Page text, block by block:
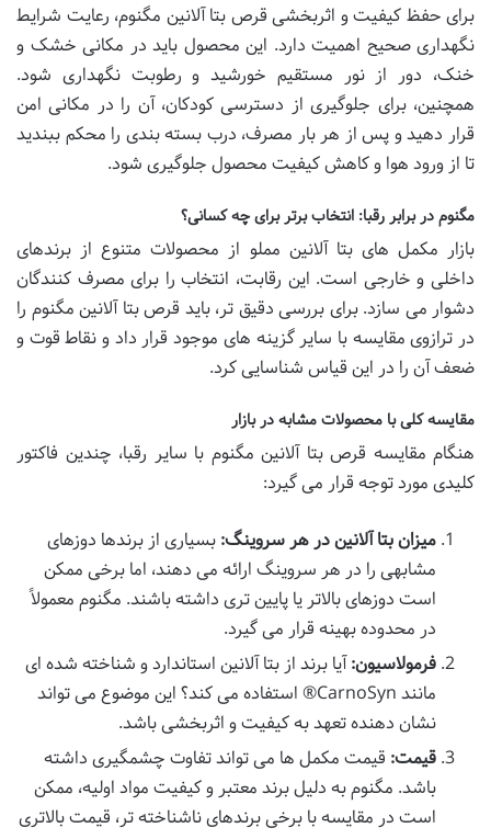
برای حفظ کیفیت و اثربخشی قرص بتا آلانین مگنوم، رعایت شرایط
نگهداری صحیح اهمیت دارد. این محصول باید در مکانی خشک و
خنک، دور از نور مستقیم خورشید و رطوبت نگهداری شود.
همچنین، برای جلوگیری از دسترسی کودکان، آن را در مکانی امن
قرار دهید و پس از هر بار مصرف، درب بسته بندی را محکم ببندید
تا از ورود هوا و کاهش کیفیت محصول جلوگیری شود.
مگنوم در برابر رقبا: انتخاب برتر برای چه کسانی؟
بازار مکمل های بتا آلانین مملو از محصولات متنوع از برندهای
داخلی و خارجی است. این رقابت، انتخاب را برای مصرف کنندگان
دشوار می سازد. برای بررسی دقیق تر، باید قرص بتا آلانین مگنوم را
در ترازوی مقایسه با سایر گزینه های موجود قرار داد و نقاط قوت و
ضعف آن را در این قیاس شناسایی کرد.
مقایسه کلی با محصولات مشابه در بازار
هنگام مقایسه قرص بتا آلانین مگنوم با سایر رقبا، چندین فاکتور
کلیدی مورد توجه قرار می گیرد:
میزان بتا آلانین در هر سروینگ: بسیاری از برندها دوزهای
مشابهی را در هر سروینگ ارائه می دهند، اما برخی ممکن
است دوزهای بالاتر یا پایین تری داشته باشند. مگنوم معمولاً
در محدوده بهینه قرار می گیرد.
فرمولاسیون:آیا برند از بتا آلانین استاندارد و شناخته شده ای
مانند CarnoSyn® استفاده می کند؟ این موضوع می تواند
نشان دهنده تعهد به کیفیت و اثربخشی باشد.
قیمت: قیمت مکمل ها می تواند تفاوت چشمگیری داشته
باشد. مگنوم به دلیل برند معتبر و کیفیت مواد اولیه، ممکن
است در مقایسه با برخی برندهای ناشناخته تر، قیمت بالاتری